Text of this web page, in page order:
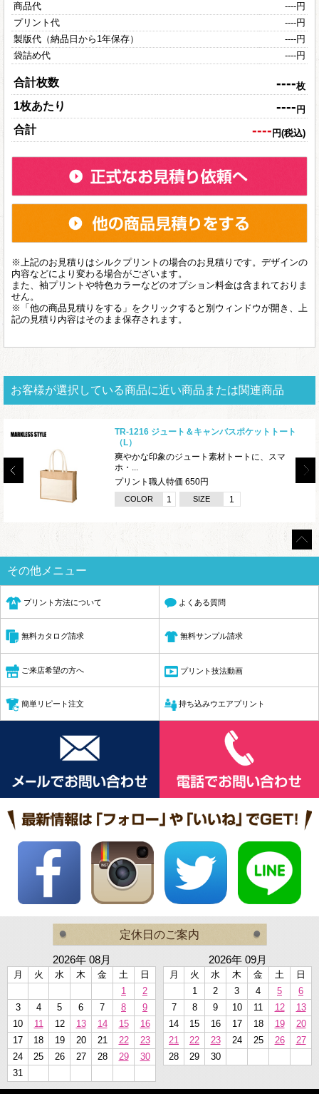
商品代 ----円
プリント代
----円
製版代（納品日から1年保存）
----円
袋詰め代
----円
合計枚数 ----枚
1枚あたり ---- 円
合計 ---- 円(税込)
※上記のお見積りはシルクプリントの場合のお見積りです。デザインの
内容などにより変わる場合がございます。
また、袖プリントや特色カラーなどのオプション料金は含まれておりま
せん。
※「他の商品見積りをする」をクリックすると別ウィンドウが開き、上
記の見積り内容はそのまま保存されます。
お客様が選択している商品に近い商品または関連商品
TR-1216 ジュート＆キャンバスポケットトート
（L）
爽やかな印象のジュート素材トートに、スマ
ホ・...
プリント職人特価 650円
COLOR 1 SIZE 1
その他メニュー
プリント方法について よくある質問
無料カタログ請求 無料サンプル請求
ご来店希望の方へ プリント技法動画
簡単リピート注文 持ち込みウエアプリント
定休日のご案内
2026年 08月
月 火 水 木 金 土
日
1
2
3
4 5 6 7 8
9
10
11 12 13 14 15
16
17
18 19 20 21 22
23
24
25 26 27 28 29
30
31
2026年 09月
月 火 水 木 金 土
日
1
2 3 4 5
6
7
8 9 10 11 12
13
14
15 16 17 18 19
20
21
22 23 24 25 26
27
28
29 30